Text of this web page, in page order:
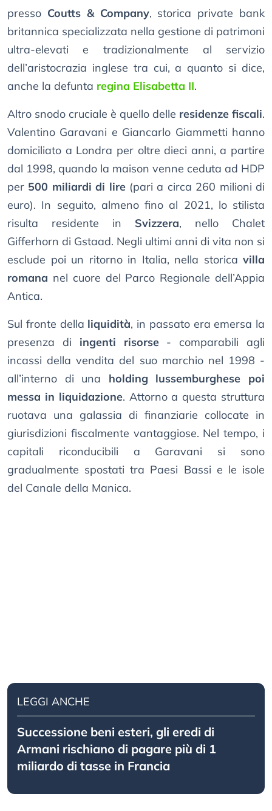
presso Coutts & Company, storica private bank
britannica specializzata nella gestione di patrimoni
ultra-elevati e tradizionalmente al servizio
dell’aristocrazia inglese tra cui, a quanto si dice,
anche la defunta regina Elisabetta II.
Altro snodo cruciale è quello delle residenze fiscali.
Valentino Garavani e Giancarlo Giammetti hanno
domiciliato a Londra per oltre dieci anni, a partire
dal 1998, quando la maison venne ceduta ad HDP
per 500 miliardi di lire(pari a circa 260 milioni di
euro). In seguito, almeno fino al 2021, lo stilista
risulta residente in Svizzera, nello Chalet
Gifferhorn di Gstaad. Negli ultimi anni di vita non si
esclude poi un ritorno in Italia, nella storica villa
romana nel cuore del Parco Regionale dell’Appia
Antica.
Sul fronte della liquidità, in passato era emersa la
presenza di ingenti risorse- comparabili agli
incassi della vendita del suo marchio nel 1998 -
all’interno di una holding lussemburghese poi
messa in liquidazione. Attorno a questa struttura
ruotava una galassia di finanziarie collocate in
giurisdizioni fiscalmente vantaggiose. Nel tempo, i
capitali riconducibili a Garavani si sono
gradualmente spostati tra Paesi Bassi e le isole
del Canale della Manica.
LEGGI ANCHE
Successione beni esteri, gli eredi di
Armani rischiano di pagare più di 1
miliardo di tasse in Francia